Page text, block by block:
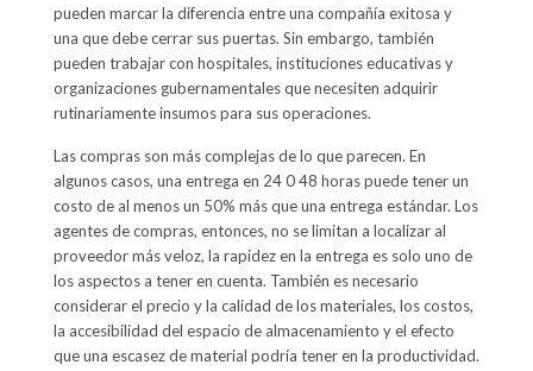
pueden marcar la diferencia entre una compañía exitosa y
una que debe cerrar sus puertas. Sin embargo, también
pueden trabajar con hospitales, instituciones educativas y
organizaciones gubernamentales que necesiten adquirir
rutinariamente insumos para sus operaciones.
Las compras son más complejas de lo que parecen. En
algunos casos, una entrega en 24 0 48 horas puede tener un
costo de al menos un 50% más que una entrega estándar. Los
agentes de compras, entonces, no se limitan a localizar al
proveedor más veloz, la rapidez en la entrega es solo uno de
los aspectos a tener en cuenta. También es necesario
considerar el precio y la calidad de los materiales, los costos,
la accesibilidad del espacio de almacenamiento y el efecto
que una escasez de material podría tener en la productividad.